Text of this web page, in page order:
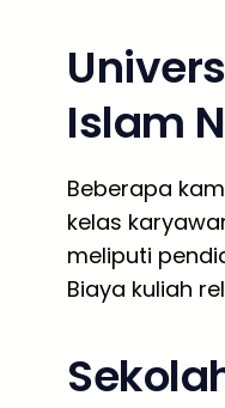
Islam
Beberapa
kelas
meliputi
Biaya kuliah